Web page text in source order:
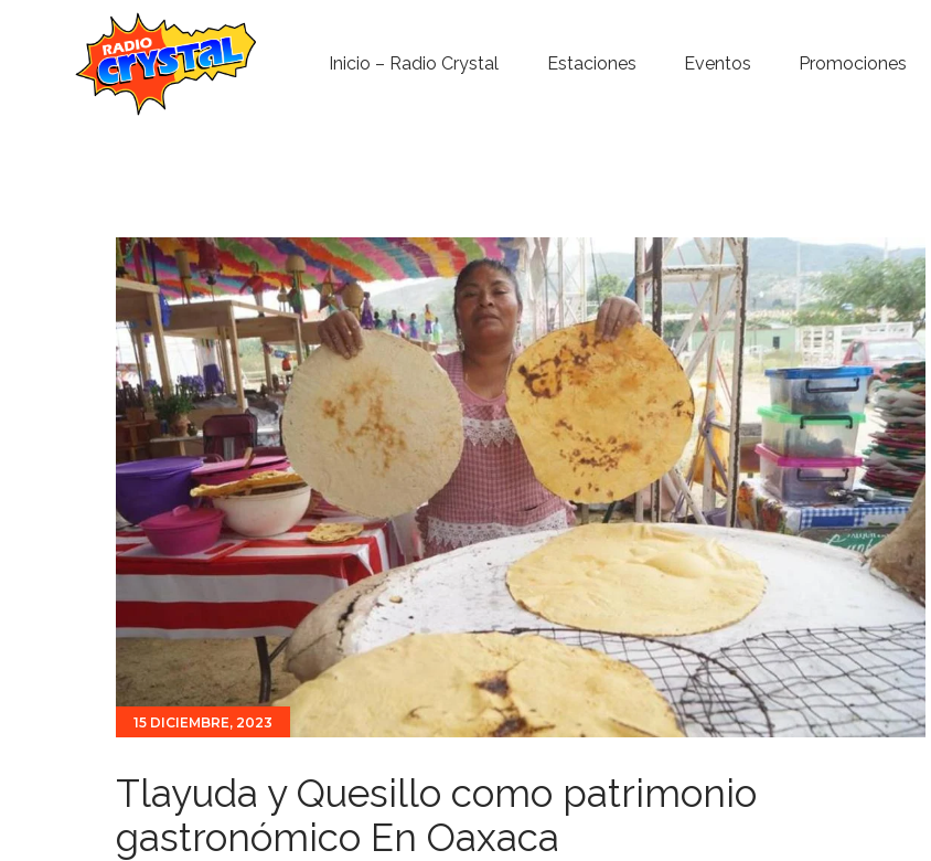
Inicio – Radio Crystal Estaciones Eventos Promociones
Noticias
Para ti
Contacto
15 DICIEMBRE, 2023
Tlayuda y Quesillo como patrimonio
gastronómico En Oaxaca